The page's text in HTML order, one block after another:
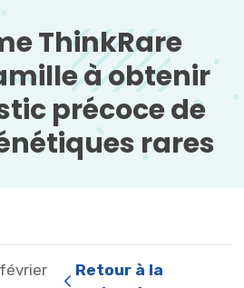
ThinkRare
à obtenir
précoce de
rares
Retour à la